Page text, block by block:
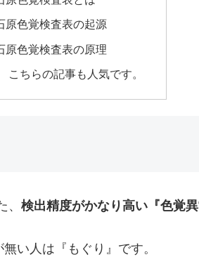
原色覚検査表の起源
原色覚検査表の原理
こちらの記事も人気です。
検出精度がかなり高い『色覚異
い人は『もぐり』です。